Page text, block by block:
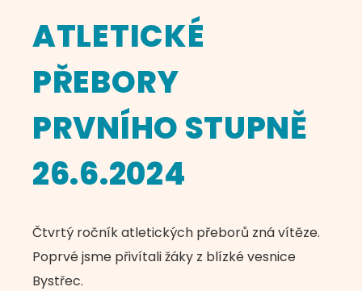
ATLETICKÉ
PŘEBORY
PRVNÍHO STUPNĚ
26.6.2024
Čtvrtý ročník atletických přeborů zná vítěze.
Poprvé jsme přivítali žáky z blízké vesnice
Bystřec.